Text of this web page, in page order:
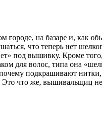
городе, на базаре и,
что теперь нет
под вышивку. Кроме
для волос, типа она
почему подкрашивают
что же, вышивальщиц